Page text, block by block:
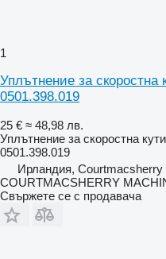
1
Уплътнение за скоростна
0501.398.019
25 € ≈ 48,98 лв.
Уплътнение за скоростна
0501.398.019
Ирландия, Courtmacsherry
COURTMACSHERRY
Свържете се с продавача